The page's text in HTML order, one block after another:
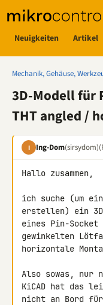
Neuigkeiten Artikel
Mechanik, Gehäuse,
3D-Modell für
THT angled /
I Ing-Dom(sirsydom)
Hallo zusammen,
ich suche (um
erstellen) ein
eines Pin-Socket
gewinkelten
horizontale
Also sowas, nur
KiCAD hat das
nicht an Bord